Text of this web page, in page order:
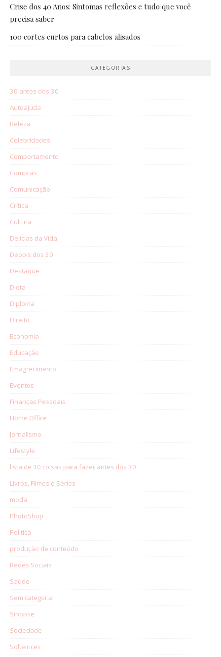
Crise dos 40 Anos: Sintomas reflexões e tudo que você
precisa saber
100 cortes curtos para cabelos alisados
CATEGORIAS
30 antes dos 30
Autoajuda
Beleza
Celebridades
Comportamento
Compras
Comunicação
Crítica
Cultura
Delícias da Vida
Depois dos 30
Destaque
Dieta
Diploma
Direito
Economia
Educação
Emagrecimento
Eventos
Finanças Pessoais
Home Office
Jornalismo
Lifestyle
lista de 30 coisas para fazer antes dos 30
Livros, Filmes e Séries
moda
PhotoShop
Política
produção de conteúdo
Redes Sociais
Saúde
Sem categoria
Sinopse
Sociedade
Solteirices